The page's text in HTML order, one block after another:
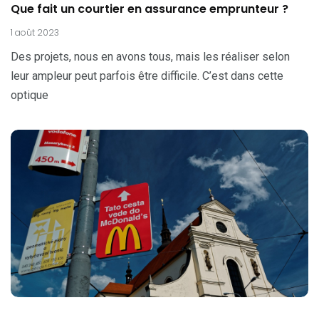
Que fait un courtier en assurance emprunteur ?
1 août 2023
Des projets, nous en avons tous, mais les réaliser selon
leur ampleur peut parfois être difficile. C’est dans cette
optique